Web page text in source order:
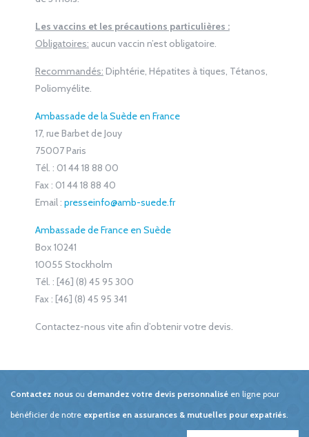
Les vaccins et les précautions particulières :
Obligatoires: aucun vaccin n’est obligatoire.
Recommandés: Diphtérie, Hépatites à tiques, Tétanos,
Poliomyélite.
Ambassade de la Suède en France
17, rue Barbet de Jouy
75007 Paris
Tél. : 01 44 18 88 00
Fax : 01 44 18 88 40
Email : presseinfo@amb-suede.fr
Ambassade de France en Suède
Box 10241
10055 Stockholm
Tél. : [46] (8) 45 95 300
Fax : [46] (8) 45 95 341
Contactez-nous vite afin d’obtenir votre devis.
Contactez nous ou demandez votre devis personnalisé en ligne pour
bénéficier de notre expertise en assurances & mutuelles pour expatriés